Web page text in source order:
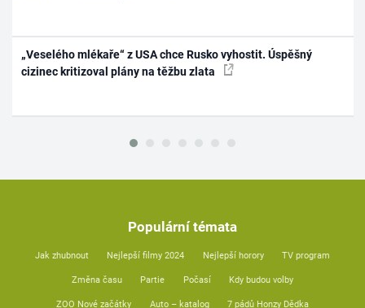
„Veselého mlékaře“ z USA chce Rusko vyhostit. Úspěšný
cizinec kritizoval plány na těžbu zlata
Populární témata
Jak zhubnout Nejlepší filmy 2024 Nejlepší horory TV program
Změna času Partie Počasí Kdy budou volby
ZOO Nové začátky Auto – katalog 7 pádů Honzy Dědka